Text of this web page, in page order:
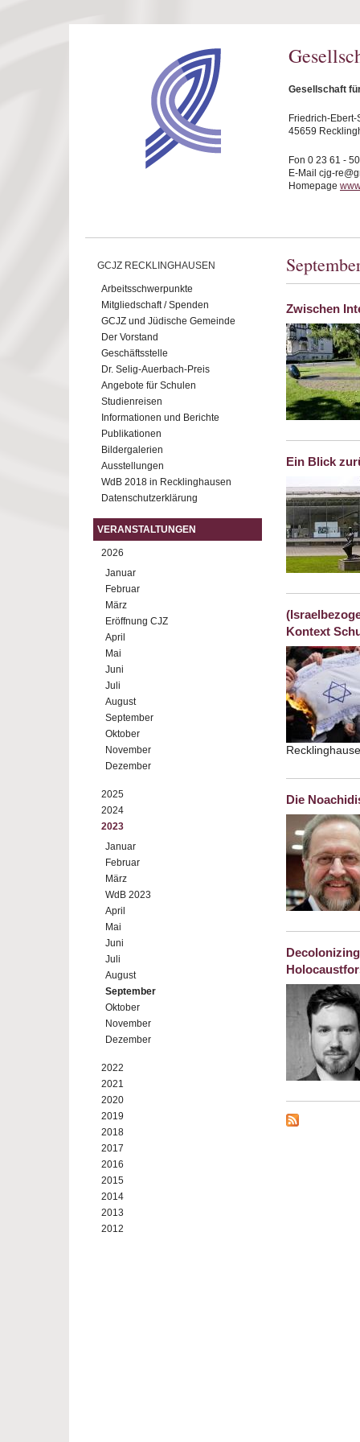
Gesellschaft
Friedrich-Ebert-
45659
Fon 0 23 61 -
E-Mail cjg-
Homepage
GCJZ RECKLINGHAUSEN
Arbeitsschwerpunkte
Mitgliedschaft / Spenden
GCJZ und Jüdische Gemeinde
Der Vorstand
Geschäftsstelle
Dr. Selig-Auerbach-Preis
Angebote für Schulen
Studienreisen
Informationen und Berichte
Publikationen
Bildergalerien
Ausstellungen
WdB 2018 in Recklinghausen
Datenschutzerklärung
VERANSTALTUNGEN
2026
Januar
Februar
März
Eröffnung CJZ
April
Mai
Juni
Juli
August
September
Oktober
November
Dezember
2025
2024
2023
Januar
Februar
März
WdB 2023
April
Mai
Juni
Juli
August
September
Oktober
November
Dezember
2022
2021
2020
2019
2018
2017
2016
2015
2014
2013
2012
Zwischen
Ein Blick
Kontext
Die